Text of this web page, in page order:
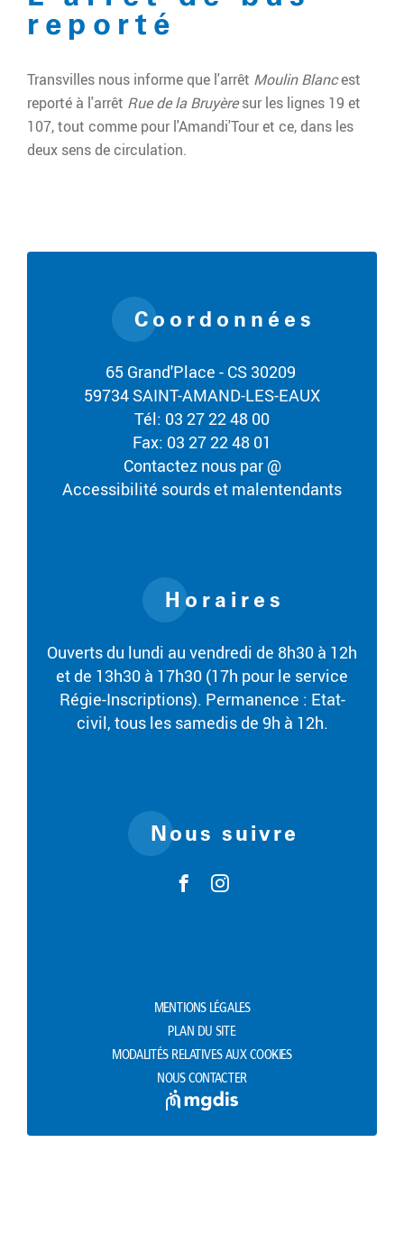
reporté
Transvilles nous informe que l'arrêt Moulin Blancest
reporté à l'arrêt Rue de la Bruyèresur les lignes 19 et
107, tout comme pour l'Amandi'Tour et ce, dans les
deux sens de circulation.
Coordonnées
65 Grand'Place - CS 30209
59734 SAINT-AMAND-LES-EAUX
Tél: 03 27 22 48 00
Fax: 03 27 22 48 01
Contactez nous par @
Accessibilité sourds et malentendants
Horaires
Ouverts du lundi au vendredi de 8h30 à 12h
et de 13h30 à 17h30 (17h pour le service
Régie-Inscriptions). Permanence : Etat-
civil, tous les samedis de 9h à 12h.
Nous suivre
MENTIONS LÉGALES
PLAN DU SITE
MODALITÉS RELATIVES AUX COOKIES
NOUS CONTACTER